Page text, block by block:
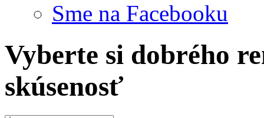
Sme na Facebooku
Vyberte si dobrého
skúsenosť